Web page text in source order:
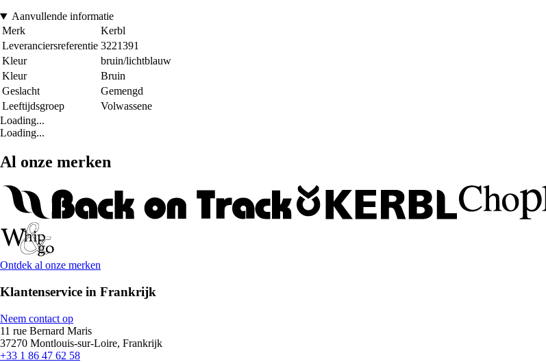
Aanvullende informatie
Merk
Kerbl
Leveranciersreferentie 3221391
Kleur
bruin/lichtblauw
Kleur
Bruin
Geslacht
Gemengd
Leeftijdsgroep
Volwassene
Loading...
Loading...
Al onze merken
Ontdek al onze merken
Klantenservice in Frankrijk
Neem contact op
11 rue Bernard Maris
37270 Montlouis-sur-Loire, Frankrijk
+33 1 86 47 62 58